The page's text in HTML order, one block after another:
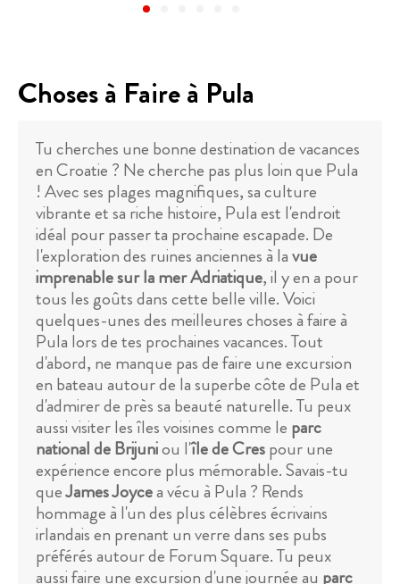
Choses à Faire à Pula
Tu cherches une bonne destination de vacances
en Croatie ? Ne cherche pas plus loin que Pula
! Avec ses plages magnifiques, sa culture
vibrante et sa riche histoire, Pula est l'endroit
idéal pour passer ta prochaine escapade. De
l'exploration des ruines anciennes à lavue
imprenable sur la mer Adriatique, il y en a pour
tous les goûts dans cette belle ville. Voici
quelques-unes des meilleures choses à faire à
Pula lors de tes prochaines vacances. Tout
d'abord, ne manque pas de faire une excursion
en bateau autour de la superbe côte de Pula et
d'admirer de près sa beauté naturelle. Tu peux
aussi visiter les îles voisines comme le parc
national de Brijuniou l'île de Crespour une
expérience encore plus mémorable. Savais-tu
queJames Joycea vécu à Pula ? Rends
hommage à l'un des plus célèbres écrivains
irlandais en prenant un verre dans ses pubs
préférés autour de Forum Square. Tu peux
aussi faire une excursion d'une journée au parc